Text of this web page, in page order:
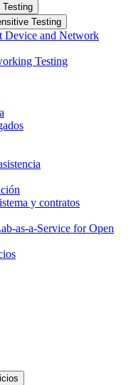
Testing
Device and Network
Testing
y contratos
as-a-Service for Open